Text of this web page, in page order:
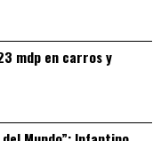
mdp en carros y